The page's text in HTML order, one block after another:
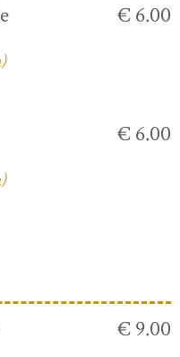
€ 6.00
€ 6.00
€ 9.00